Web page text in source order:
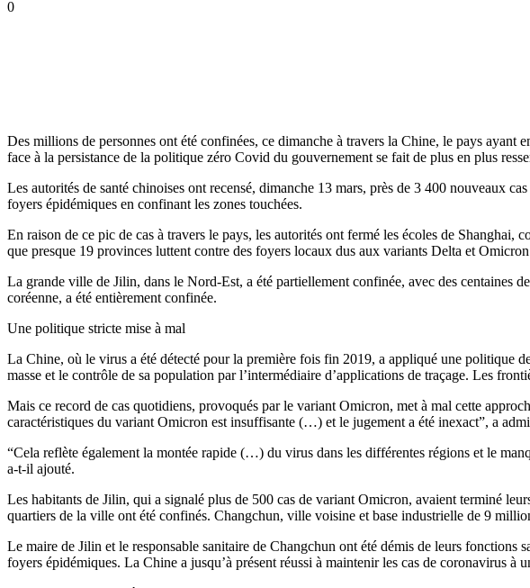
0
Des millions de personnes ont été confinées, ce dimanche à travers la Chine, le pays ayant
face à la persistance de la politique zéro Covid du gouvernement se fait de plus en plus
Les autorités de santé chinoises ont recensé, dimanche 13 mars, près de 3 400 nouveaux
foyers épidémiques en confinant les zones touchées.
En raison de ce pic de cas à travers le pays, les autorités ont fermé les écoles de
que presque 19 provinces luttent contre des foyers locaux dus aux variants Delta et
La grande ville de Jilin, dans le Nord-Est, a été partiellement confinée, avec des centaines
coréenne, a été entièrement confinée.
Une politique stricte mise à mal
La Chine, où le virus a été détecté pour la première fois fin 2019, a appliqué une politique
masse et le contrôle de sa population par l’intermédiaire d’applications de traçage. Les
Mais ce record de cas quotidiens, provoqués par le variant Omicron, met à mal cette
caractéristiques du variant Omicron est insuffisante (…) et le jugement a été inexact”, a
“Cela reflète également la montée rapide (…) du virus dans les différentes régions et le
a-t-il ajouté.
Les habitants de Jilin, qui a signalé plus de 500 cas de variant Omicron, avaient terminé
quartiers de la ville ont été confinés. Changchun, ville voisine et base industrielle de 9
Le maire de Jilin et le responsable sanitaire de Changchun ont été démis de leurs
foyers épidémiques. La Chine a jusqu’à présent réussi à maintenir les cas de coronavirus